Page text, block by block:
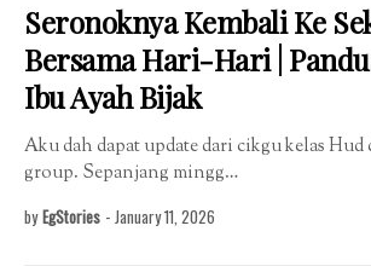
Seronoknya Kembali Ke
Bersama Hari-Hari |
Ibu Ayah Bijak
Aku dah dapat update dari cikgu kelas
group. Sepanjang mingg…
by EgStories - January 11, 2026